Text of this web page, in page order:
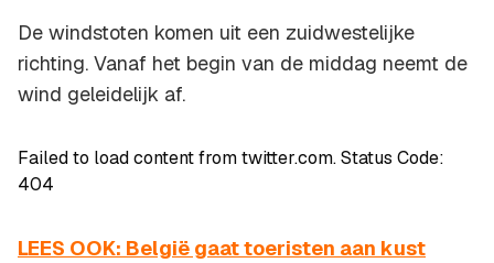
De windstoten komen uit een zuidwestelijke
richting. Vanaf het begin van de middag neemt de
wind geleidelijk af.
Failed to load content from twitter.com. Status Code:
404
LEES OOK: België gaat toeristen aan kust